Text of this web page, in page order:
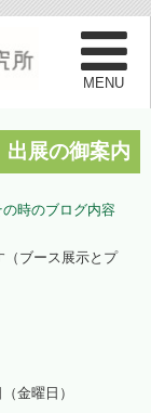
出展の御案内
の時のブログ内容
（ブース展示とプ
金曜日）